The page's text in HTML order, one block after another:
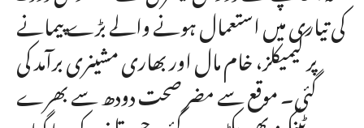
کی تیاری میں استعمال ہونے والے بڑے پیمانے
پر کیمیکلز، خام مال اور بھاری مشینری برآمد کی
گئی۔ موقع سے مضر صحت دودھ سے بھرے